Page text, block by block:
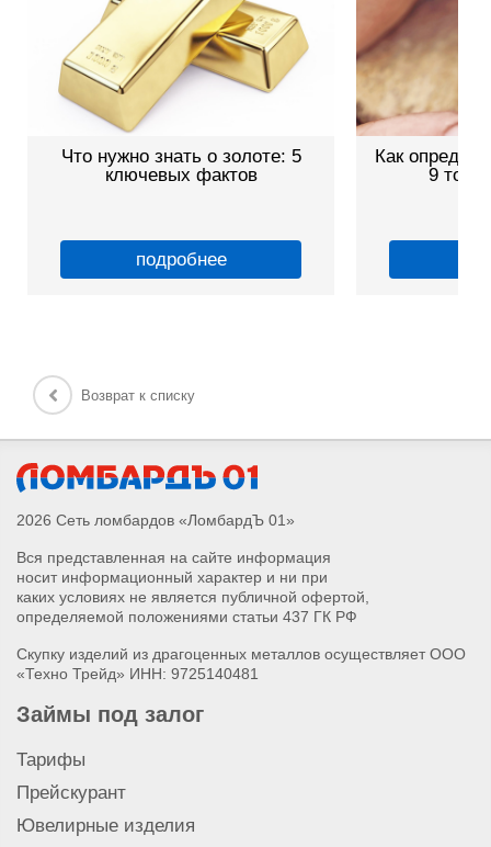
Что нужно знать о золоте: 5
ключевых фактов
подробнее
Как
9
Возврат к списку
2026 Сеть ломбардов «ЛомбардЪ 01»
Вся представленная на сайте информация
носит информационный характер и ни при
каких условиях не является публичной офертой,
определяемой положениями статьи 437 ГК РФ
Скупку изделий из драгоценных металлов осуществляет ООО
«Техно Трейд» ИНН: 9725140481
Займы под залог
Тарифы
Прейскурант
Ювелирные изделия